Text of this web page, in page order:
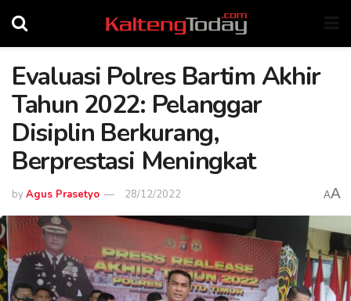
Evaluasi Polres Bartim Akhir
Tahun 2022: Pelanggar
Disiplin Berkurang,
Berprestasi Meningkat
byAgus Prasetyo 28/12/2022 AA